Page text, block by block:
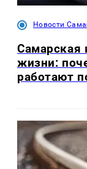
Новости
Самарская
жизни:
работают